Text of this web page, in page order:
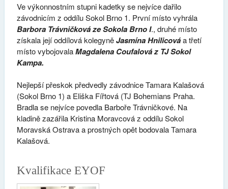
Ve výkonnostním stupni kadetky se nejvíce dařilo
závodnicím z oddílu Sokol Brno 1. První místo vyhrála
Barbora Trávničková ze Sokola Brno I., druhé místo
získala její oddílová kolegyněJasmína Hnilicováa třetí
místo vybojovalaMagdalena Coufalová z TJ Sokol
Kampa.
Nejlepší přeskok předvedly závodnice Tamara Kalašová
(Sokol Brno 1) a Eliška Fířtová (TJ Bohemians Praha.
Bradla se nejvíce povedla Barboře Trávničkové. Na
kladině zazářila Kristina Moravcová z oddílu Sokol
Moravská Ostrava a prostných opět bodovala Tamara
Kalašová.
Kvalifikace EYOF